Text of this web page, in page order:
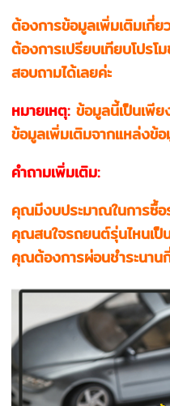
ต้องการข้อมูลเพิ่มเติมเกี่
ต้องการเปรียบเทียบโปร
สอบถามได้เลยค่ะ
หมายเหตุ: ข้อมูลนี้เป็นเพี
ข้อมูลเพิ่มเติมจากแหล่งข้
คำถามเพิ่มเติม:
คุณมีงบประมาณในการซื้อ
คุณสนใจรถยนต์รุ่นไหนเป็
คุณต้องการผ่อนชำระนาน